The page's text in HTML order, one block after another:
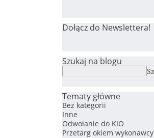
Dołącz do Newslettera!
Szukaj na blogu
Tematy główne
Bez kategorii
Inne
Odwołanie do KIO
Przetarg okiem wykonawcy